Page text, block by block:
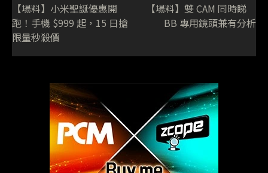
【場料】小米聖誕優惠開
跑！手機 $999 起，15 日搶
限量秒殺價
【場料】雙 CAM 同時睇
BB 專用鏡頭兼有分析